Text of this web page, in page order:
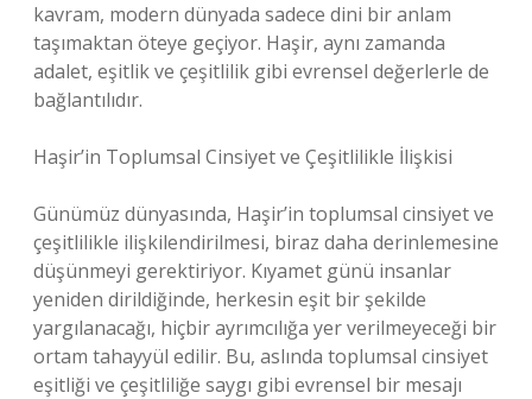
kavram, modern dünyada sadece dini bir anlam
taşımaktan öteye geçiyor. Haşir, aynı zamanda
adalet, eşitlik ve çeşitlilik gibi evrensel değerlerle de
bağlantılıdır.
Haşir’in Toplumsal Cinsiyet ve Çeşitlilikle İlişkisi
Günümüz dünyasında, Haşir’in toplumsal cinsiyet ve
çeşitlilikle ilişkilendirilmesi, biraz daha derinlemesine
düşünmeyi gerektiriyor. Kıyamet günü insanlar
yeniden dirildiğinde, herkesin eşit bir şekilde
yargılanacağı, hiçbir ayrımcılığa yer verilmeyeceği bir
ortam tahayyül edilir. Bu, aslında toplumsal cinsiyet
eşitliği ve çeşitliliğe saygı gibi evrensel bir mesajı